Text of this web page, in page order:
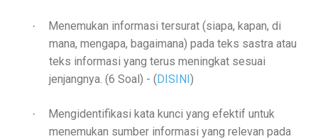
·
Menemukan informasi tersurat (siapa, kapan, di
mana, mengapa, bagaimana) pada teks sastra atau
teks informasi yang terus meningkat sesuai
jenjangnya. (6 Soal) - (DISINI)
·
Mengidentifikasi kata kunci yang efektif untuk
menemukan sumber informasi yang relevan pada